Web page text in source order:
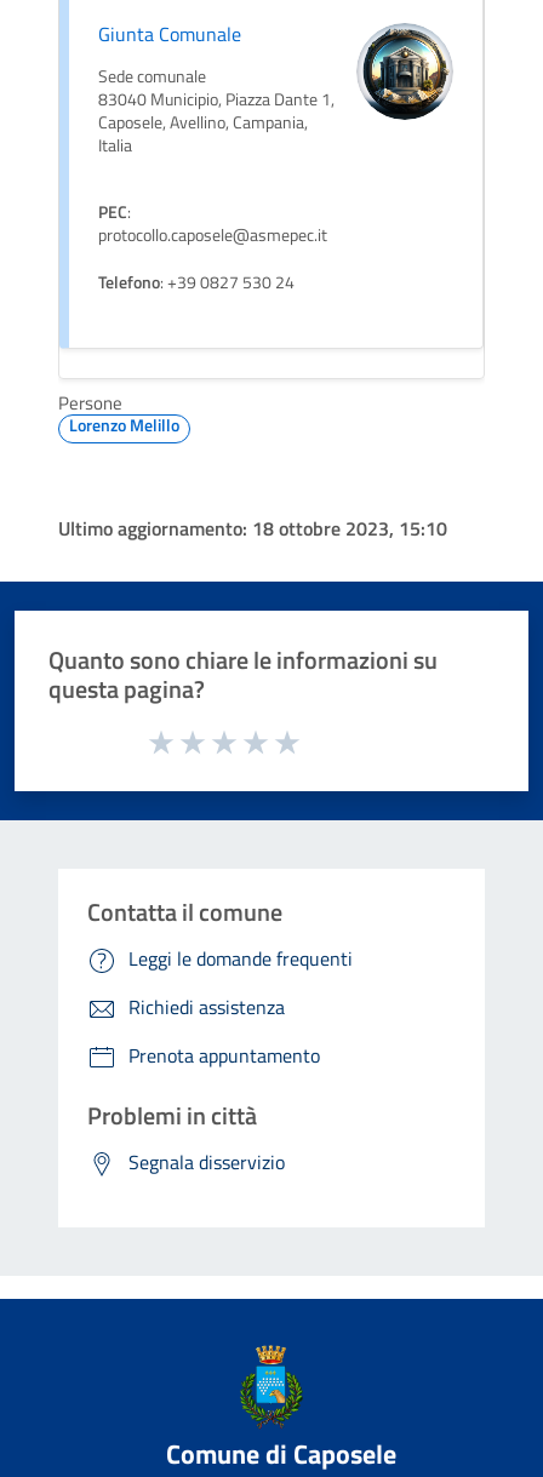
Giunta Comunale
Sede comunale
83040 Municipio, Piazza Dante 1,
Caposele, Avellino, Campania,
Italia
PEC:
protocollo.caposele@asmepec.it
Telefono: +39 0827 530 24
Persone
Lorenzo Melillo
Ultimo aggiornamento: 18 ottobre 2023, 15:10
Quanto sono chiare le informazioni su
questa pagina?
Valuta da 1 a 5 stelle la pagina
Contatta il comune
Leggi le domande frequenti
Richiedi assistenza
Prenota appuntamento
Problemi in città
Segnala disservizio
Comune di Caposele